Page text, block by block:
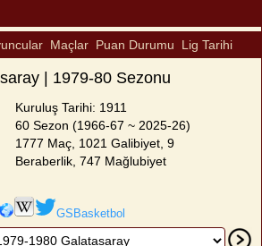
Maçlar Puan Durumu Lig Tarihi
| 1979-80 Sezonu
Kuruluş Tarihi: 1911
60 Sezon (1966-67 ~ 2025-26)
1777 Maç, 1021 Galibiyet, 9
Beraberlik, 747 Mağlubiyet
GSBasketbol